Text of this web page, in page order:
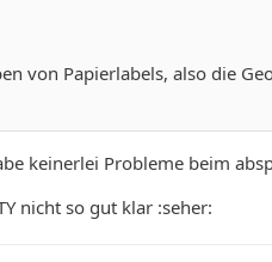
von Papierlabels, also die
keinerlei Probleme beim
nicht so gut klar :seher: